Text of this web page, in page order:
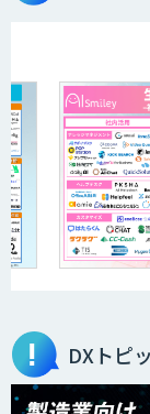
DXトピ